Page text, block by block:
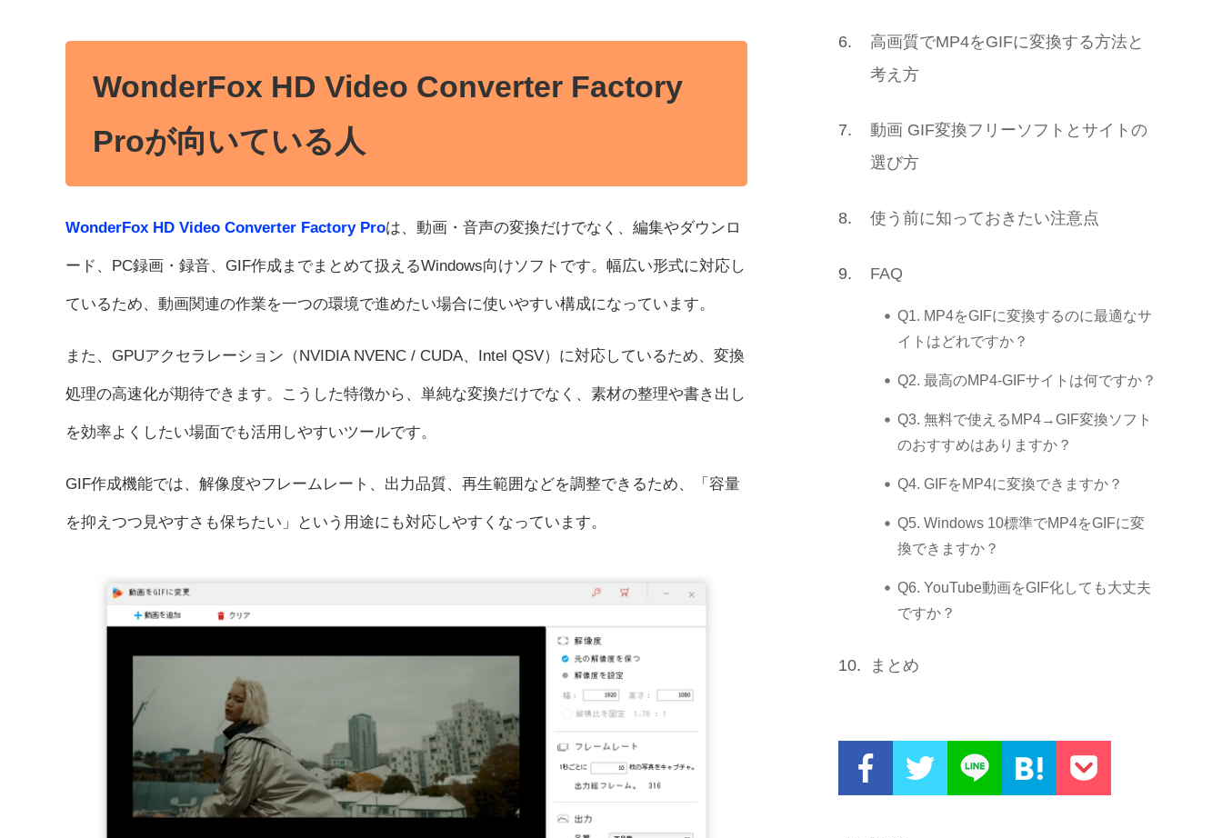
WonderFox HD Video Converter Factory
Proが向いている人
WonderFox HD Video Converter Factory Proは、動画・音声の変換だけでなく、編集やダウンロ
ード、PC録画・録音、GIF作成までまとめて扱えるWindows向けソフトです。幅広い形式に対応し
ているため、動画関連の作業を一つの環境で進めたい場合に使いやすい構成になっています。
また、GPUアクセラレーション（NVIDIA NVENC / CUDA、Intel QSV）に対応しているため、変換
処理の高速化が期待できます。こうした特徴から、単純な変換だけでなく、素材の整理や書き出し
を効率よくしたい場面でも活用しやすいツールです。
GIF作成機能では、解像度やフレームレート、出力品質、再生範囲などを調整できるため、「容量
を抑えつつ見やすさも保ちたい」という用途にも対応しやすくなっています。
6.
高画質でMP4をGIFに変換する方法と
考え方
7.
動画 GIF変換フリーソフトとサイトの
選び方
8. 使う前に知っておきたい注意点
9. FAQ
Q1. MP4をGIFに変換するのに最適なサ
イトはどれですか？
Q2. 最高のMP4-GIFサイトは何ですか？
Q3. 無料で使えるMP4→GIF変換ソフト
のおすすめはありますか？
Q4. GIFをMP4に変換できますか？
Q5. Windows 10標準でMP4をGIFに変
換できますか？
Q6. YouTube動画をGIF化しても大丈夫
ですか？
10. まとめ